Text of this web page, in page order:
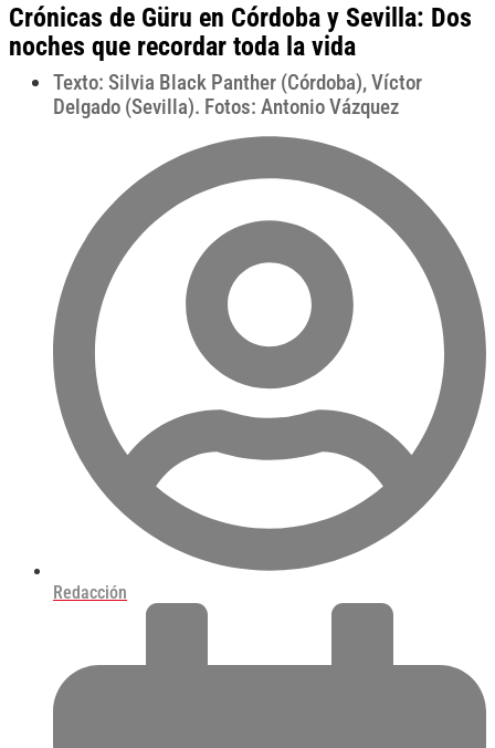
Crónicas de Güru en Córdoba y Sevilla: Dos
noches que recordar toda la vida
Texto: Silvia Black Panther (Córdoba), Víctor
Delgado (Sevilla). Fotos: Antonio Vázquez
Redacción